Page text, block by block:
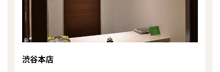
渋谷本店